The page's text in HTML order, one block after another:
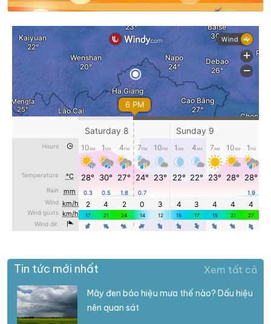
Tin tức mới nhất Xem tất cả
Mây đen báo hiệu mưa thế nào? Dấu hiệu
nên quan sát